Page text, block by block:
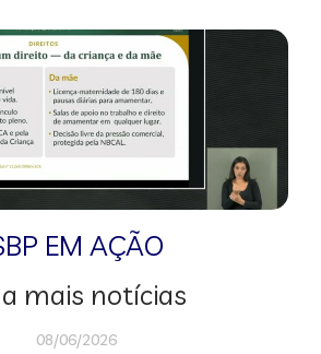
EM AÇÃO
mais notícias
08/06/2026